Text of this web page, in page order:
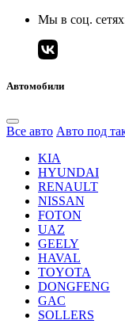
Мы в соц.
Автомобили
Все авто Авто под
KIA
HYUNDAI
RENAULT
NISSAN
FOTON
UAZ
GEELY
HAVAL
TOYOTA
DONGFENG
GAC
SOLLERS